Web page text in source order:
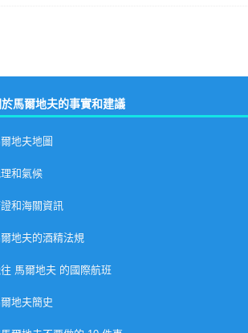
於馬爾地夫的事實和建議
地夫地圖
和氣候
和海關資訊
地夫的酒精法規
馬爾地夫 的國際航班
地夫簡史